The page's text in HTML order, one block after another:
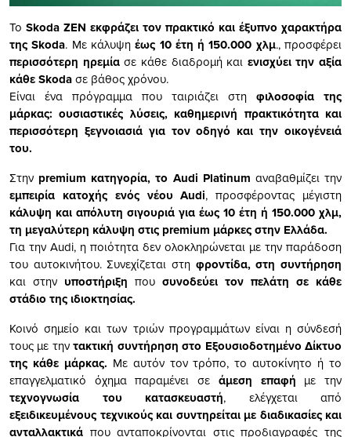
Το Skoda ZEN εκφράζει τον πρακτικό και έξυπνο χαρακτήρα
της Skoda. Με κάλυψηέως 10 έτη ή 150.000 χλμ., προσφέρει
περισσότερη ηρεμίασε κάθε διαδρομή και ενισχύει την αξία
κάθε Skodaσε βάθος χρόνου.
Είναι ένα πρόγραμμα που ταιριάζει στη φιλοσοφία της
μάρκας: ουσιαστικές λύσεις, καθημερινή πρακτικότητα και
περισσότερη ξεγνοιασιά για τον οδηγό και την οικογένειά
του.
Στην premium κατηγορία, το Audi Platinum αναβαθμίζει την
εμπειρία κατοχής ενός νέου Audi, προσφέροντας μέγιστη
κάλυψη και απόλυτη σιγουριά για έως 10 έτη ή 150.000 χλμ,
τη μεγαλύτερη κάλυψη στις premium μάρκες στην Ελλάδα.
Για την Audi, η ποιότητα δεν ολοκληρώνεται με την παράδοση
του αυτοκινήτου. Συνεχίζεται στη φροντίδα, στη συντήρηση
και στην υποστήριξη που συνοδεύει τον πελάτη σε κάθε
στάδιο της ιδιοκτησίας.
Κοινό σημείο και των τριών προγραμμάτων είναι η σύνδεσή
τους με τηντακτική συντήρηση στο Εξουσιοδοτημένο Δίκτυο
της κάθε μάρκας. Με αυτόν τον τρόπο, το αυτοκίνητο ή το
επαγγελματικό όχημα παραμένει σε άμεση επαφή με την
τεχνογνωσία του κατασκευαστή, ελέγχεται από
εξειδικευμένους τεχνικούς και συντηρείται με διαδικασίες και
ανταλλακτικά που ανταποκρίνονται στις προδιαγραφές της